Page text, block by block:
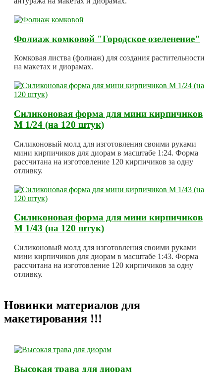
Фолиаж комковой "Городское озеленение"
Комковая листва (фолиаж) для создания растительности
на макетах и диорамах.
Силиконовая форма для мини кирпичиков
М 1/24 (на 120 штук)
Силиконовый молд для изготовления своими руками
мини кирпичиков для диорам в масштабе 1:24. Форма
рассчитана на изготовление 120 кирпичиков за одну
отливку.
Силиконовая форма для мини кирпичиков
М 1/43 (на 120 штук)
Силиконовый молд для изготовления своими руками
мини кирпичиков для диорам в масштабе 1:43. Форма
рассчитана на изготовление 120 кирпичиков за одну
отливку.
Новинки материалов для
макетирования !!!
Высокая трава для диорам